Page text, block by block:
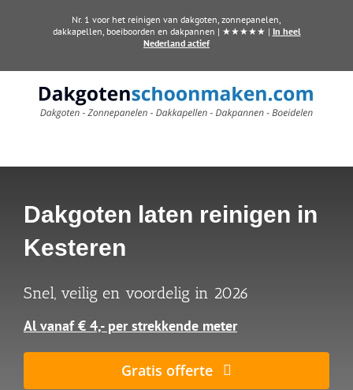
Nr. 1 voor het reinigen van dakgoten, zonnepanelen,
dakkapellen, boeiboorden en dakpannen | ★★★★★ | In heel
Nederland actief
Dakgoten laten reinigen in
Kesteren
Snel, veilig en voordelig in 2026
Al vanaf € 4,- per strekkende meter
Gratis offerte